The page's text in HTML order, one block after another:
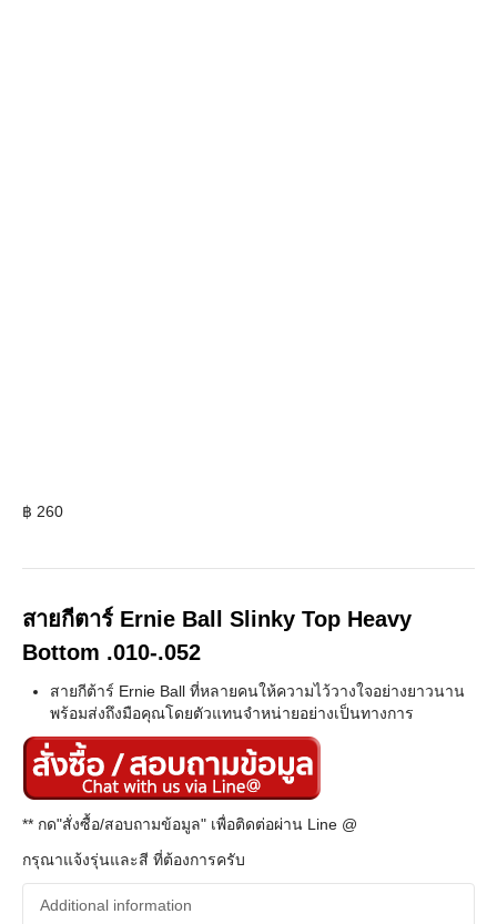
฿ 260
สายกีตาร์ Ernie Ball Slinky Top Heavy
Bottom .010-.052
สายกีต้าร์ Ernie Ball ที่หลายคนให้ความไว้วางใจอย่างยาวนาน
พร้อมส่งถึงมือคุณโดยตัวแทนจำหน่ายอย่างเป็นทางการ
** กด"สั่งซื้อ/สอบถามข้อมูล" เพื่อติดต่อผ่าน Line @
กรุณาแจ้งรุ่นและสี ที่ต้องการครับ
Additional information